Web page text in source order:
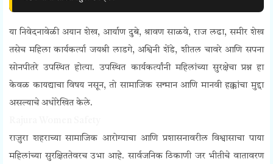
या निवेदनावेळी अयान शेख, आर्याण दुबे, श्रावण साळवे, राज लढा, समीर शेख
तसेच महिला कार्यकर्त्या जयश्री लाडगे, अश्विनी शेंडे, शीतल चावरे आणि सपना
सोनपीतरे उपस्थित होत्या. उपस्थित कार्यकर्त्यांनी महिलांच्या सुरक्षेचा प्रश्न हा
केवळ कायद्याचा विषय नसून, तो सामाजिक सन्मान आणि मानवी हक्कांचा मुद्दा
असल्याचे अधोरेखित केले.
राजुरा शहराच्या सामाजिक आरोग्याचा आणि प्रशासनावरील विश्वासाचा पाया
महिलांच्या सुरक्षिततेवरच उभा आहे. सार्वजनिक ठिकाणी जर भीतीचे वातावरण